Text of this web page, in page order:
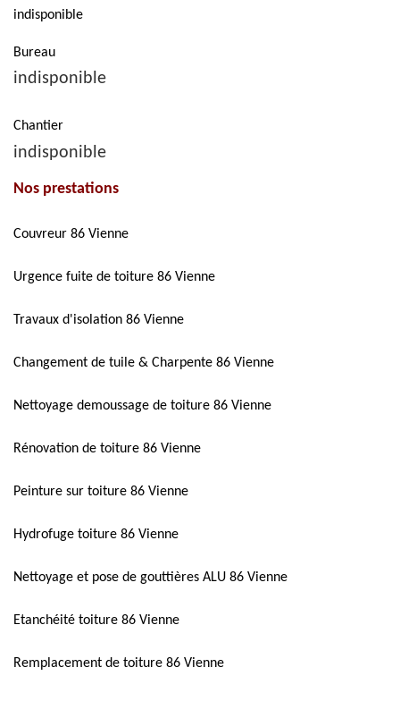
indisponible
Bureau
indisponible
Chantier
indisponible
Nos prestations
Couvreur 86 Vienne
Urgence fuite de toiture 86 Vienne
Travaux d'isolation 86 Vienne
Changement de tuile & Charpente 86 Vienne
Nettoyage demoussage de toiture 86 Vienne
Rénovation de toiture 86 Vienne
Peinture sur toiture 86 Vienne
Hydrofuge toiture 86 Vienne
Nettoyage et pose de gouttières ALU 86 Vienne
Etanchéité toiture 86 Vienne
Remplacement de toiture 86 Vienne